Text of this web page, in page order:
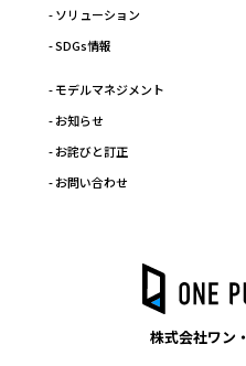
- ソリューション
- SDGs情報
- モデルマネジメント
- お知らせ
- お詫びと訂正
- お問い合わせ
株式会社ワン